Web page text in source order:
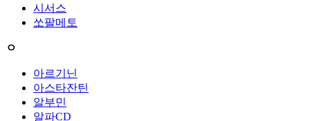
시서스
쏘팔메토
ㅇ
아르기닌
아스타잔틴
알부민
알파CD